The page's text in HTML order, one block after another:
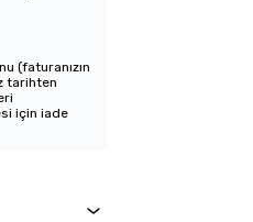
(faturanızın
tarihten
için iade